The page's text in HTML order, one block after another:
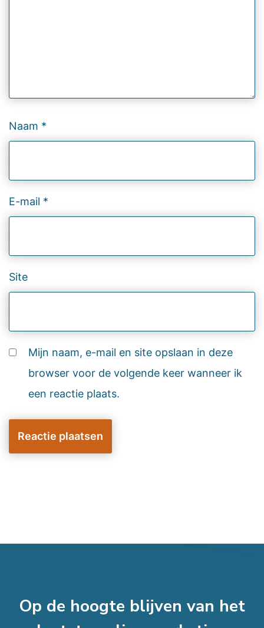
Naam *
E-mail *
Site
Mijn naam, e-mail en site opslaan in deze
browser voor de volgende keer wanneer ik
een reactie plaats.
Op de hoogte blijven van het